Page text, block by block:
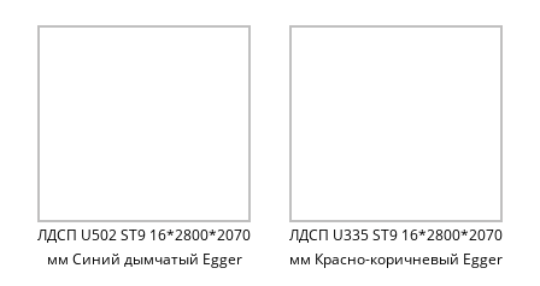
ЛДСП U502 ST9 16*2800*2070
мм Синий дымчатый Egger
ЛДСП U335 ST9 16*2800*2070
мм Красно-коричневый Egger